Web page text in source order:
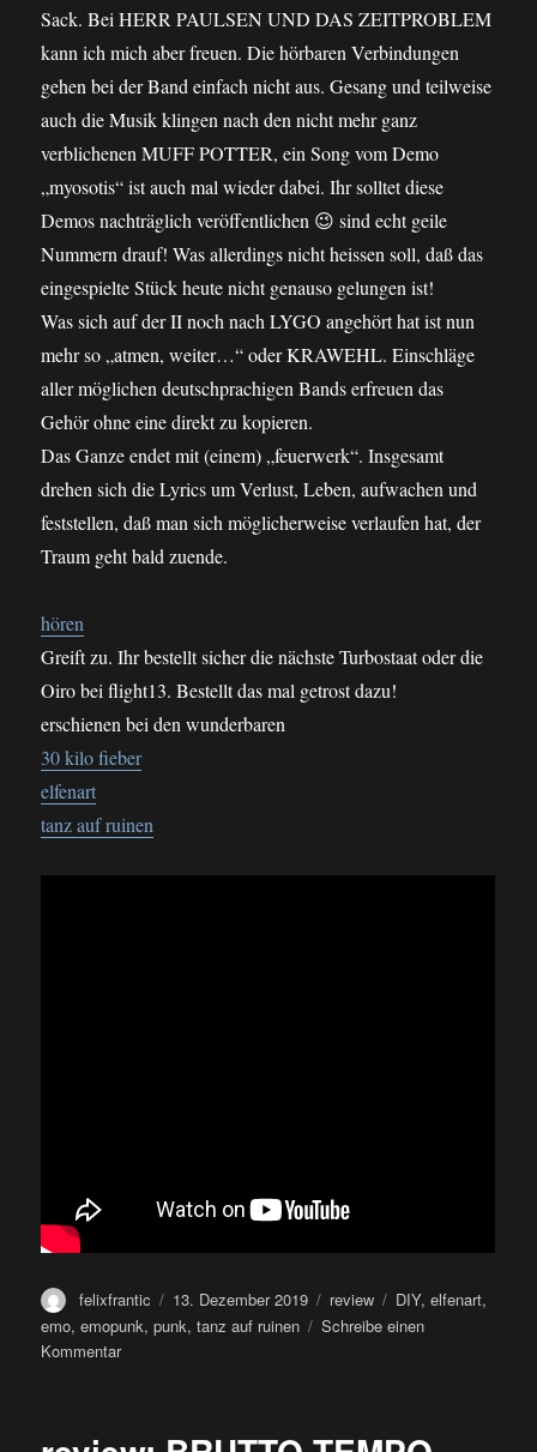
Sack. Bei HERR PAULSEN UND DAS ZEITPROBLEM
kann ich mich aber freuen. Die hörbaren Verbindungen
gehen bei der Band einfach nicht aus. Gesang und teilweise
auch die Musik klingen nach den nicht mehr ganz
verblichenen MUFF POTTER, ein Song vom Demo
„myosotis“ ist auch mal wieder dabei. Ihr solltet diese
Demos nachträglich veröffentlichen 😉 sind echt geile
Nummern drauf! Was allerdings nicht heissen soll, daß das
eingespielte Stück heute nicht genauso gelungen ist!
Was sich auf der II noch nach LYGO angehört hat ist nun
mehr so „atmen, weiter…“ oder KRAWEHL. Einschläge
aller möglichen deutschprachigen Bands erfreuen das
Gehör ohne eine direkt zu kopieren.
Das Ganze endet mit (einem) „feuerwerk“. Insgesamt
drehen sich die Lyrics um Verlust, Leben, aufwachen und
feststellen, daß man sich möglicherweise verlaufen hat, der
Traum geht bald zuende.
hören
Greift zu. Ihr bestellt sicher die nächste Turbostaat oder die
Oiro bei flight13. Bestellt das mal getrost dazu!
erschienen bei den wunderbaren
30 kilo fieber
elfenart
tanz auf ruinen
Autor
felixfrantic
Veröffentlicht
am
13. Dezember 2019 Kategorien
review Schlagwörter
DIY,elfenart,
emo,emopunk,punk,tanz auf ruinen
Schreibe einen
Kommentarzu